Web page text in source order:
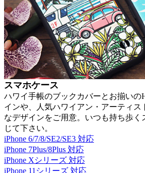
スマホケース
ハワイ手帳のブックカバーとお揃いの
インや、人気ハワイアン・アーティス
なデザインをご用意。いつも持ち歩く
じて下さい。
iPhone 6/7/8/SE2/SE3 対応
iPhone 7Plus/8Plus 対応
iPhone Xシリーズ 対応
iPhone 11シリーズ 対応